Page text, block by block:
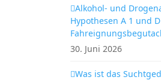
Alkohol- und
Hypothesen A 1 und
30. Juni 2026
Was ist das